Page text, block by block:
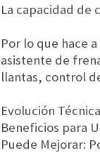
La capacidad de
Por lo que hace
asistente de
llantas, control
Evolución
Beneficios para
Puede Mejorar: